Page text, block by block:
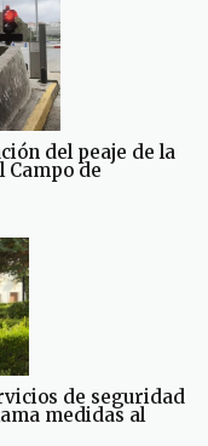
del peaje de la
Campo de
de seguridad
medidas al